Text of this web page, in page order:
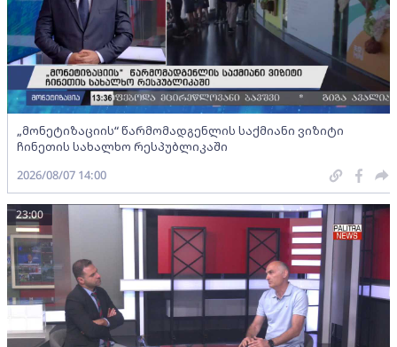
„მონეტიზაციის“ წარმომადგენლის საქმიანი ვიზიტი
ჩინეთის სახალხო რესპუბლიკაში
2026/08/07 14:00
23:00